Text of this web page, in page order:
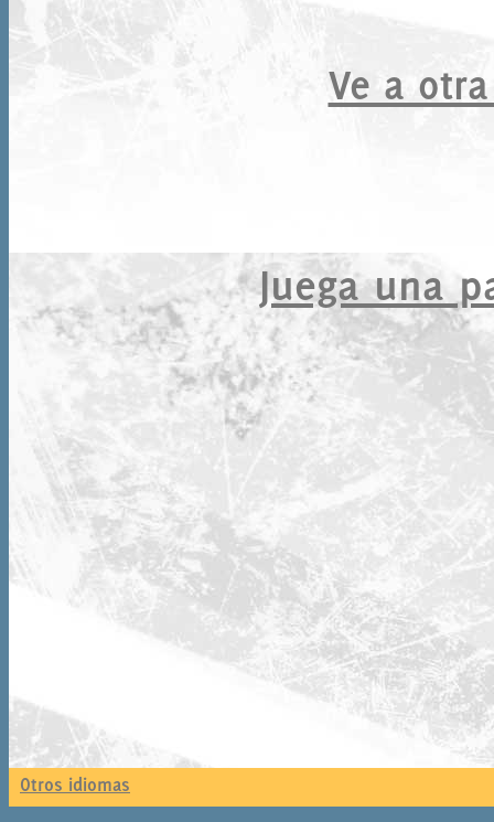
Ve a
Juega una
Otros idiomas